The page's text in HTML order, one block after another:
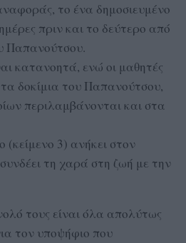
το ένα δημοσιευμένο
πριν και το δεύτερο από
Παπανούτσου.
κατανοητά, ενώ οι μαθητές
τα δοκίμια του Παπανούτσου,
περιλαμβάνονται και στα
(κείμενο 3) ανήκει στον
τη χαρά στη ζωή με την
τους είναι όλα απολύτως
τον υποψήφιο που